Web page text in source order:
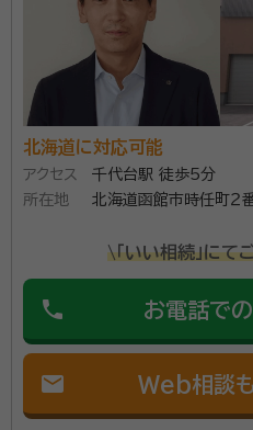
時間道理に来ていただいて、わから
明を受けました。
契約後の感想
親族が多い為少し時間がかかります
等の対応も良かったです。
行政書士法人高橋事務所 （
代表・髙橋國夫です。 行政
車登録、車庫証明、産業廃
と幅広く受託。まさに「街
動しております。 行政書士法人高橋事務所は、室蘭駅か
ら徒歩8分程度の便利なとこ
に立って親身に相談をモッ
所属団体： 北海道行政書士会
北海道に対応可能
アクセス
千代台駅 徒歩5分
所在地
北海道函館市時任町２
\「いい相続」にて
phone お電話で
mail Web相談